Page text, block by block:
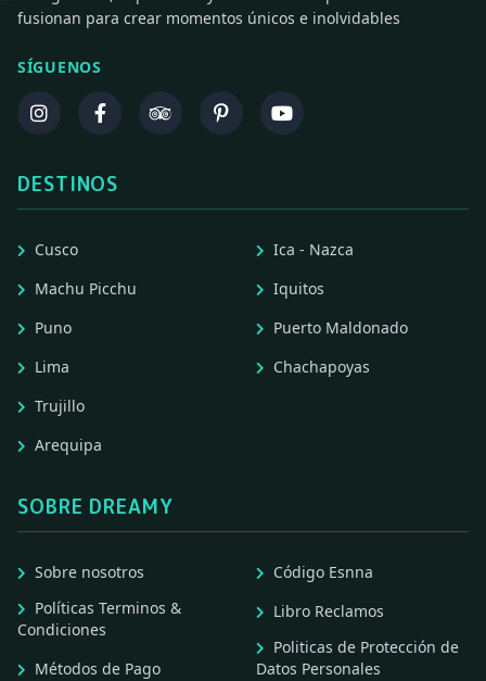
fusionan para crear momentos únicos e inolvidables
SÍGUENOS
DESTINOS
Cusco
Machu Picchu
Puno
Lima
Trujillo
Arequipa
Ica - Nazca
Iquitos
Puerto Maldonado
Chachapoyas
SOBRE DREAMY
Sobre nosotros
Políticas Terminos &
Condiciones
Métodos de Pago
Código Esnna
Libro Reclamos
Politicas de Protección de
Datos Personales